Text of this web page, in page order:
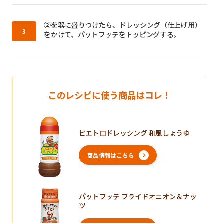
作り方3：
②を器に盛りつけたら、ドレッシング（仕上げ用）
をかけて、パットフッテをトッピングする。
このレシピに使う商品はコレ！
ピエトロドレッシング 和風しょうゆ
商品情報はこちら
パットフッテ フライドオニオン＆ナッ
ツ